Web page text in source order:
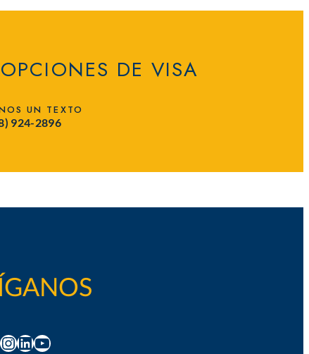
DE VISA
UN TEXTO
924-2896
Instagram
LinkedIn
YouTube